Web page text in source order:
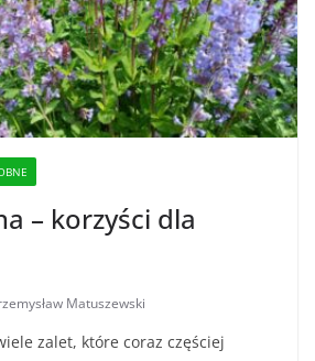
– korzyści dla
Matuszewski
zalet, które coraz częściej